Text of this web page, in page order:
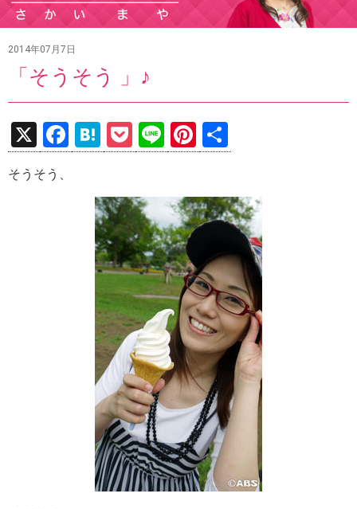
2014年07月7日
「そうそう 」♪
X
F
a
H
at
n
a
P
o
et
Li
n
Pi
nt
es
t
有
そうそう、